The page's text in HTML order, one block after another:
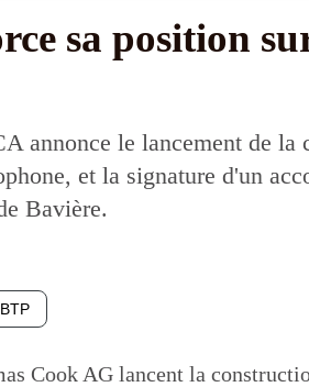
sa position
annonce le lancement de
et la signature d'un
Bavière.
BTP
Cook AG lancent la